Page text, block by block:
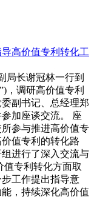
高价值专利转化工
局长谢冠林一行到
，调研高价值专利
副书记、总经理郑
加座谈交流。 座
参与推进高价值专
值专利的转化路
进行了深入交流与
值专利转化方面取
工作提出指导意
，持续深化高价值